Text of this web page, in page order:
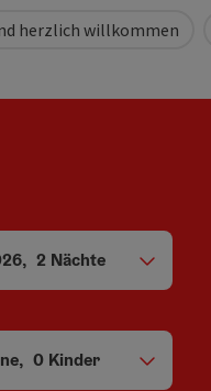
herzlich willkommen
, 2 Nächte
, 0 Kinder